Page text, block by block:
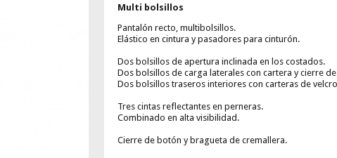
Multi bolsillos
Pantalón recto, multibolsillos.
Elástico en cintura y pasadores para cinturón.
Dos bolsillos de apertura inclinada en los costados.
Dos bolsillos de carga laterales con cartera y cierre
Dos bolsillos traseros interiores con carteras de
Tres cintas reflectantes en perneras.
Combinado en alta visibilidad.
Cierre de botón y bragueta de cremallera.